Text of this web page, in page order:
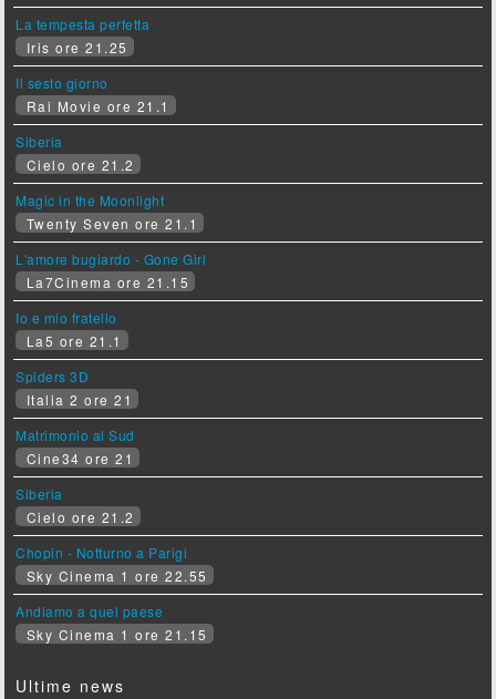
La tempesta perfetta
Iris ore 21.25
Il sesto giorno
Rai Movie ore 21.1
Siberia
Cielo ore 21.2
Magic in the Moonlight
Twenty Seven ore 21.1
L'amore bugiardo - Gone Girl
La7Cinema ore 21.15
Io e mio fratello
La5 ore 21.1
Spiders 3D
Italia 2 ore 21
Matrimonio al Sud
Cine34 ore 21
Siberia
Cielo ore 21.2
Chopin - Notturno a Parigi
Sky Cinema 1 ore 22.55
Andiamo a quel paese
Sky Cinema 1 ore 21.15
Ultime news